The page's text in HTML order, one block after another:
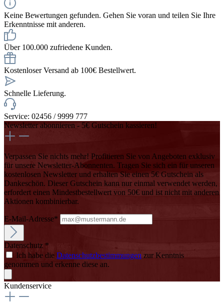
Keine Bewertungen gefunden. Gehen Sie voran und teilen Sie Ihre
Erkenntnisse mit anderen.
Über 100.000 zufriedene Kunden.
Kostenloser Versand ab 100€ Bestellwert.
Schnelle Lieferung.
Service: 02456 / 9999 777
Newsletter abonnieren - 5€ Gutschein kassieren!
Verpassen Sie nichts mehr! Profitieren Sie von Angeboten exklusiv
für unsere Newsletter-Abonnenten. Tragen Sie sich ein für unseren
kostenlosen Newsletter und erhalten Sie einen 5€ Gutschein als
Dankeschön. Dieser Gutschein kann nur einmal verwendet werden,
erfordert einen Mindestbestellwert von 50€ und ist nicht mit anderen
Aktionen kombinierbar.
E-Mail-Adresse*
Datenschutz *
Ich habe die Datenschutzbestimmungen zur Kenntnis
genommen und erkenne diese an.
Kundenservice